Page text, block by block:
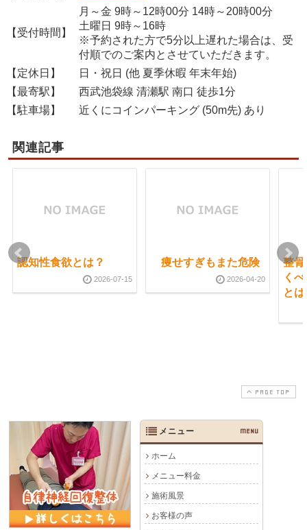
【受付時間】
月～金 9時～12時00分 14時～20時00分
土曜日 9時～16時
※予約された方で5分以上遅れた場合は、受
付順でのご案内とさせていただきます。
【定休日】
日・祝日 (他 夏季休暇 年末年始)
【最寄駅】
西武池袋線 清瀬駅 南口 徒歩1分
【駐車場】
近くにコインパーキング (50m先) あり
関連記事
認知性食欲とは？
2026-07-15
痩せすぎもまた危険
2026-04-20
整
く
と
PAGE TOP
メニュー MENU
ホーム
メニュー料金
施術風景
お客様の声